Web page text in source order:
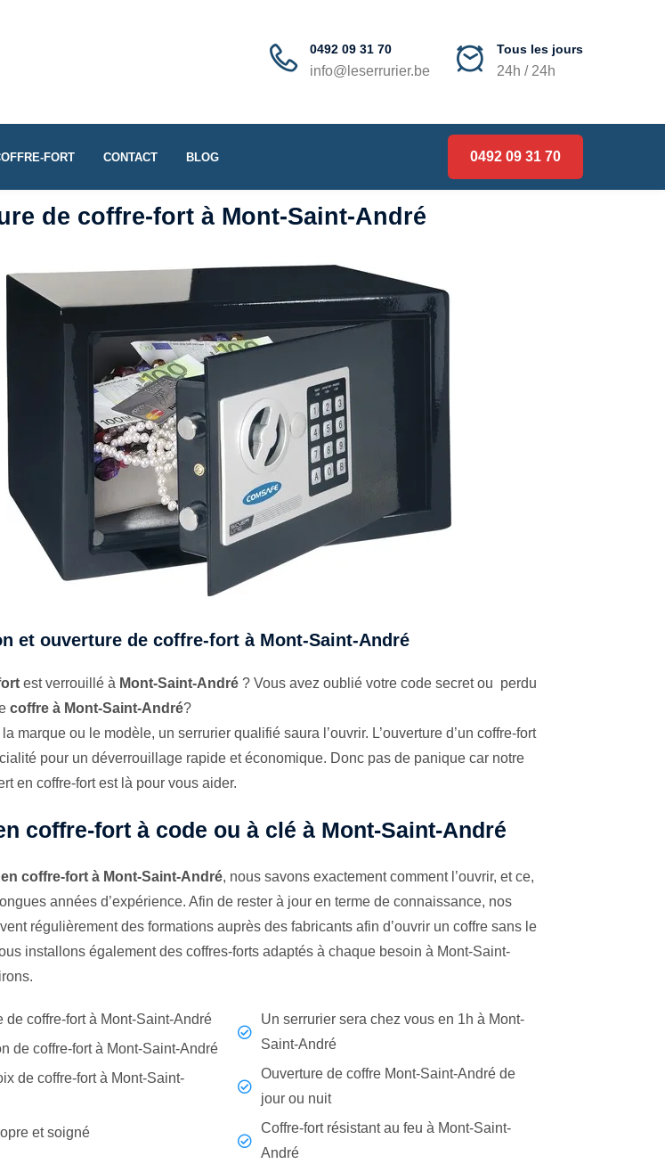
0492 09 31 70
info@leserrurier.be
Tous les jours
24h / 24h
FORT CONTACT BLOG 0492 09 31 70
de coffre-fort à Mont-Saint-André
et ouverture de coffre-fort à Mont-Saint-André
est verrouillé à Mont-Saint-André ? Vous avez oublié votre code secret ou perdu
coffre à Mont-Saint-André?
marque ou le modèle, un serrurier qualifié saura l’ouvrir. L’ouverture d’un coffre-fort
pour un déverrouillage rapide et économique. Donc pas de panique car notre
en coffre-fort est là pour vous aider.
coffre-fort à code ou à clé à Mont-Saint-André
coffre-fort à Mont-Saint-André, nous savons exactement comment l’ouvrir, et ce,
années d’expérience. Afin de rester à jour en terme de connaissance, nos
régulièrement des formations auprès des fabricants afin d’ouvrir un coffre sans le
installons également des coffres-forts adaptés à chaque besoin à Mont-Saint-
de coffre-fort à Mont-Saint-André
de coffre-fort à Mont-Saint-André
de coffre-fort à Mont-Saint-
et soigné
Un serrurier sera chez vous en 1h à Mont-
Saint-André
Ouverture de coffre Mont-Saint-André de
jour ou nuit
Coffre-fort résistant au feu à Mont-Saint-
André